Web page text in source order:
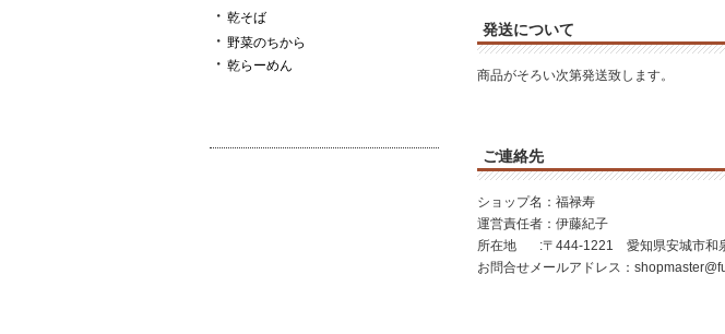
発送について
商品がそろい次第発送致します。
ご連絡先
ショップ名：福禄寿
運営責任者：伊藤紀子
所在地 :〒444-1221 愛知県安城市和
お問合せメールアドレス：
・ 乾そば
・ 野菜のちから
・ 乾らーめん